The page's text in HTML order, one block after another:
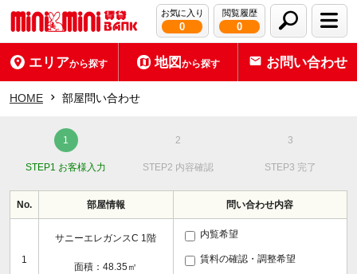
お気に入り
0
閲覧履歴
0
エリアから探す 地図から探す お問い合わせ
HOME 部屋問い合わせ
STEP1 お客様入力 STEP2 内容確認 STEP3 完了
No. 部屋情報 問い合わせ内容
1
サニーエレガンスC 1階
面積：48.35㎡
内覧希望
賃料の確認・調整希望